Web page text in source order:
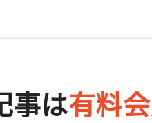
事は有料